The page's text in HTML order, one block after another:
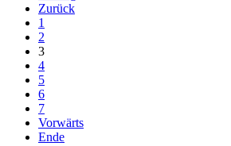
Zurück
1
2
3
4
5
6
7
Vorwärts
Ende